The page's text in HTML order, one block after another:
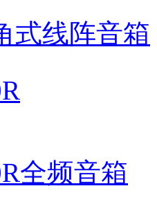
式线阵音箱
全频音箱